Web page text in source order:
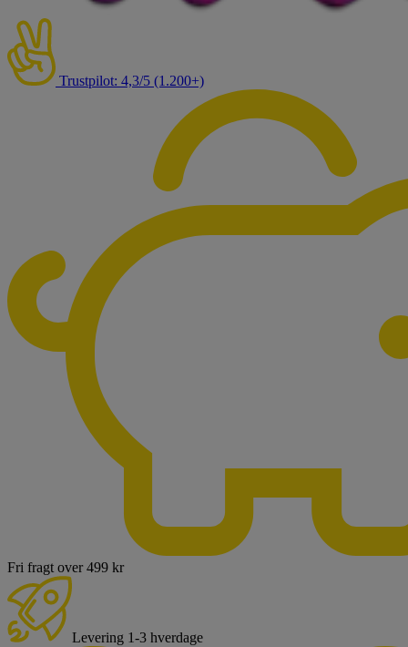
Trustpilot: 4,3/5 (1.200+)
Fri fragt over 499 kr
Levering 1-3 hverdage